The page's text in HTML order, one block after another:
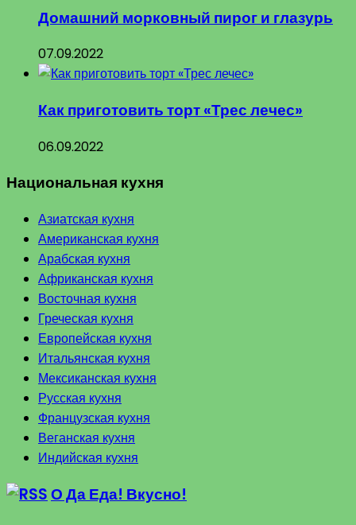
Домашний морковный пирог и глазурь
07.09.2022
Как приготовить торт «Трес лечес»
06.09.2022
Национальная кухня
Азиатская кухня
Американская кухня
Арабская кухня
Африканская кухня
Восточная кухня
Греческая кухня
Европейская кухня
Итальянская кухня
Мексиканская кухня
Русская кухня
Французская кухня
Веганская кухня
Индийская кухня
О Да Еда! Вкусно!